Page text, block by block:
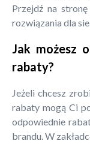
Przejdź na
rozwiązania dla
Jak możesz
rabaty?
Jeżeli chcesz
rabaty mogą Ci
odpowiednie
brandu. W